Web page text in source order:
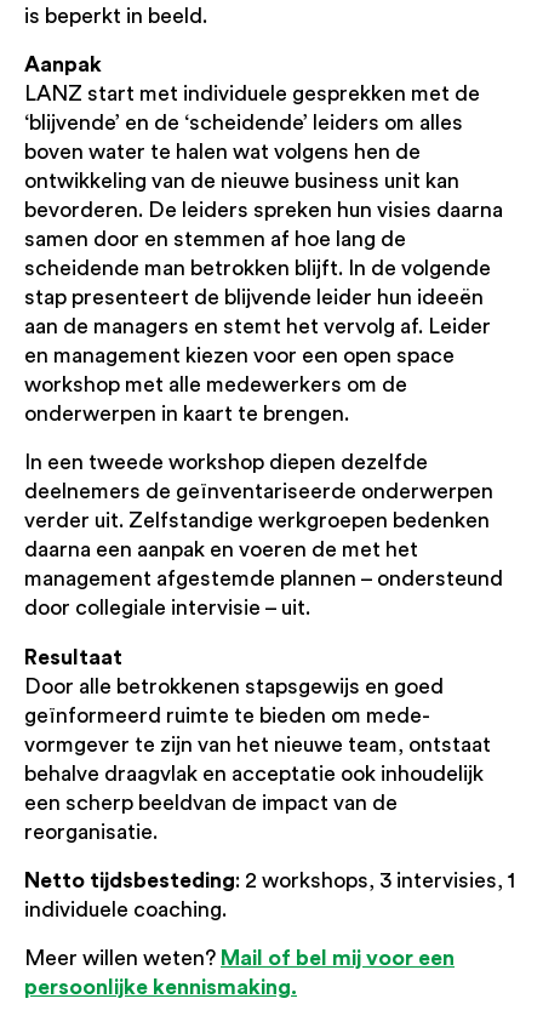
is beperkt in beeld.
Aanpak
LANZ start met individuele gesprekken met de
‘blijvende’ en de ‘scheidende’ leiders om alles
boven water te halen wat volgens hen de
ontwikkeling van de nieuwe business unit kan
bevorderen. De leiders spreken hun visies daarna
samen door en stemmen af hoe lang de
scheidende man betrokken blijft. In de volgende
stap presenteert de blijvende leider hun ideeën
aan de managers en stemt het vervolg af. Leider
en management kiezen voor een open space
workshop met alle medewerkers om de
onderwerpen in kaart te brengen.
In een tweede workshop diepen dezelfde
deelnemers de geïnventariseerde onderwerpen
verder uit. Zelfstandige werkgroepen bedenken
daarna een aanpak en voeren de met het
management afgestemde plannen – ondersteund
door collegiale intervisie – uit.
Resultaat
Door alle betrokkenen stapsgewijs en goed
geïnformeerd ruimte te bieden om mede-
vormgever te zijn van het nieuwe team, ontstaat
behalve draagvlak en acceptatie ook inhoudelijk
een scherp beeldvan de impact van de
reorganisatie.
Netto tijdsbesteding: 2 workshops, 3 intervisies, 1
individuele coaching.
Meer willen weten? Mail of bel mij voor een
persoonlijke kennismaking.